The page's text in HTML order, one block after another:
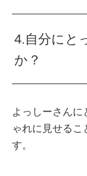
4.自分にと
か？
よっしーさんに
ゃれに見せるこ
す。